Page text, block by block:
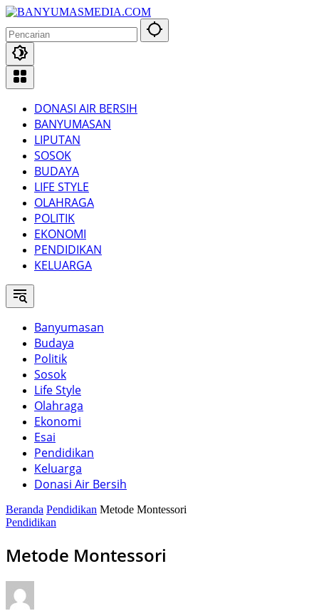
Langsung
konten
DONASI AIR BERSIH
BANYUMASAN
LIPUTAN
SOSOK
BUDAYA
LIFE STYLE
OLAHRAGA
POLITIK
EKONOMI
PENDIDIKAN
KELUARGA
Banyumasan
Budaya
Politik
Sosok
Life Style
Olahraga
Ekonomi
Esai
Pendidikan
Keluarga
Donasi Air Bersih
Beranda Pendidikan Metode Montessori
Pendidikan
Metode Montessori